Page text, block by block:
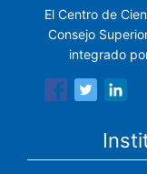
El Centro de
Consejo
integrado